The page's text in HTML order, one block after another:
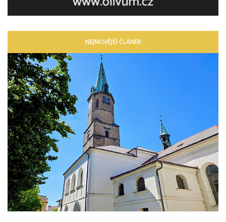
NEJNOVĚJŠÍ ČLÁNEK